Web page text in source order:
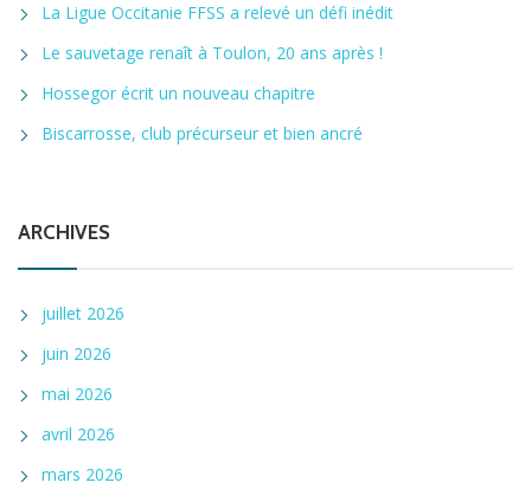
La Ligue Occitanie FFSS a relevé un défi inédit
Le sauvetage renaît à Toulon, 20 ans après !
Hossegor écrit un nouveau chapitre
Biscarrosse, club précurseur et bien ancré
ARCHIVES
juillet 2026
juin 2026
mai 2026
avril 2026
mars 2026